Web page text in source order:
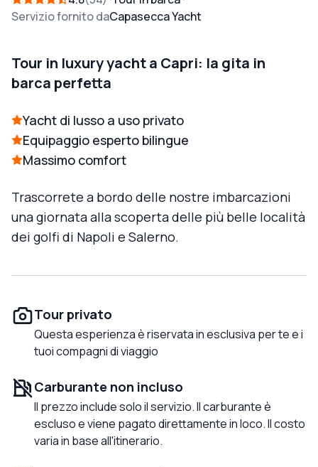
Servizio fornito daCapasecca Yacht
Tour in luxury yacht a Capri: la gita in
barca perfetta
Yacht di lusso a uso privato
Equipaggio esperto bilingue
Massimo comfort
Trascorrete a bordo delle nostre imbarcazioni
una giornata alla scoperta delle più belle località
dei golfi di Napoli e Salerno.
Tour privato
Questa esperienza è riservata in esclusiva per te e i
tuoi compagni di viaggio
Carburante non incluso
Il prezzo include solo il servizio. Il carburante è
escluso e viene pagato direttamente in loco. Il costo
varia in base all'itinerario.